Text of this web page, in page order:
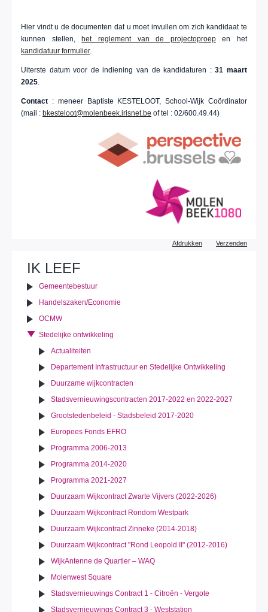
Hier vindt u de documenten dat u moet invullen om zich kandidaat te
kunnen stellen,het reglement van de projectoproepen het
kandidatuur formulier.
Uiterste datum voor de indiening van de kandidaturen :31 maart
2025
Contact : meneer Baptiste KESTELOOT, School-Wijk Coördinator
(mail : bkesteloot@molenbeek.irisnet.be of tel : 02/600.49.44)
Afdrukken Verzenden
IK LEEF
Gemeentebestuur
Handelszaken/Economie
OCMW
Stedelijke ontwikkeling
Actualiteiten
Departement Infrastructuur en Stedelijke Ontwikkeling
Duurzame wijkcontracten
Stadsvernieuwingscontracten 2017-2022 en 2022-2027
Grootstedenbeleid - Stadsbeleid 2017-2020
Europees Fonds EFRO
Programma 2006-2013
Programma 2014-2020
Programma 2021-2027
Duurzaam Wijkcontract Zwarte Vijvers (2022-2026)
Duurzaam Wijkcontract Rondom Westpark
Duurzaam Wijkcontract Zinneke (2014-2018)
Duurzaam Wijkcontract "Rond Leopold II" (2012-2016)
WijkAntenne de Quartier – WAQ
Molenwest Square
Stadsvernieuwings Contract 1 - Citroën - Vergote
Stadsvernieuwings Contract 3 - Weststation